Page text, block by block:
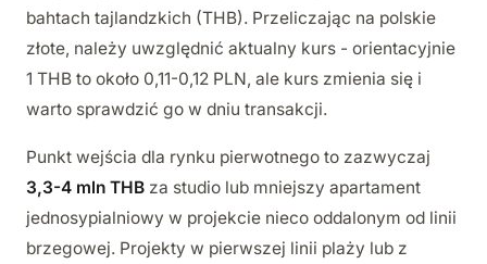
bahtach tajlandzkich (THB). Przeliczając na polskie
złote, należy uwzględnić aktualny kurs - orientacyjnie
1 THB to około 0,11-0,12 PLN, ale kurs zmienia się i
warto sprawdzić go w dniu transakcji.
Punkt wejścia dla rynku pierwotnego to zazwyczaj
3,3-4 mln THB za studio lub mniejszy apartament
jednosypialniowy w projekcie nieco oddalonym od linii
brzegowej. Projekty w pierwszej linii plaży lub z